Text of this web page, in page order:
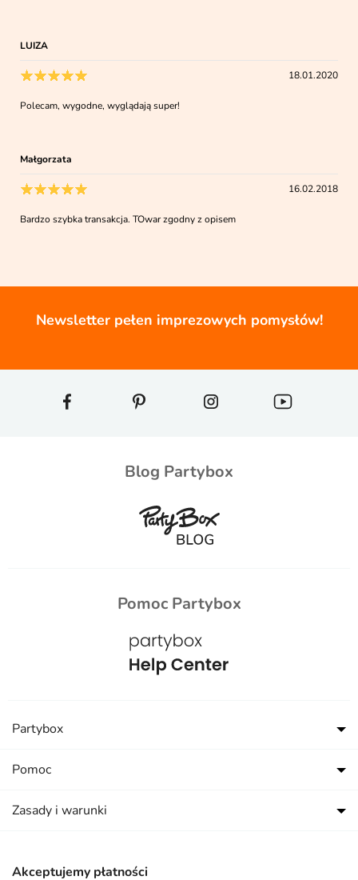
LUIZA
18.01.2020
Polecam, wygodne, wyglądają super!
Małgorzata
16.02.2018
Bardzo szybka transakcja. TOwar zgodny z opisem
Newsletter pełen imprezowych pomysłów!
Blog Partybox
Pomoc Partybox
Akceptujemy płatności
Partybox
Pomoc
Zasady i warunki